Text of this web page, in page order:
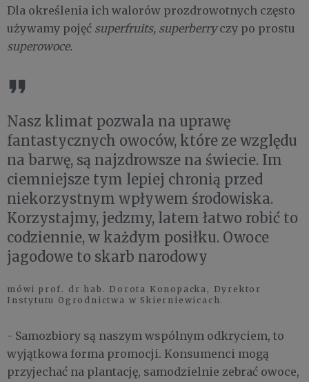
Dla określenia ich walorów prozdrowotnych często
używamy pojęć superfruits, superberryczy po prostu
superowoce.
Nasz klimat pozwala na uprawę
fantastycznych owoców, które ze względu
na barwę, są najzdrowsze na świecie. Im
ciemniejsze tym lepiej chronią przed
niekorzystnym wpływem środowiska.
Korzystajmy, jedzmy, latem łatwo robić to
codziennie, w każdym posiłku. Owoce
jagodowe to skarb narodowy
mówi prof. dr hab. Dorota Konopacka, Dyrektor
Instytutu Ogrodnictwa w Skierniewicach.
- Samozbiory są naszym wspólnym odkryciem, to
wyjątkowa forma promocji. Konsumenci mogą
przyjechać na plantację, samodzielnie zebrać owoce,